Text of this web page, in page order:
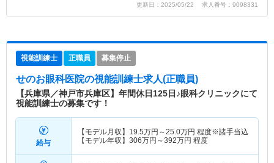
更新日：2025/05/22 求人番号：9098331
視能訓練士 正職員 募集停止
せのお眼科医院の視能訓練士求人(正職員)
【兵庫県／神戸市兵庫区】年間休日125日♪眼科クリニックにて
視能訓練士の募集です！
給与
【モデル月収】 19.5万円～25.0万円 程度※諸手当込
【モデル年収】 306万円～392万円 程度